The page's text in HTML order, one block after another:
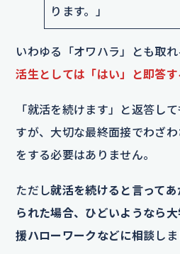
ります。」
いわゆる「オワハラ」とも取れ
活生としては「はい」と即答
「就活を続けます」と返答し
すが、大切な最終面接でわざ
をする必要はありません。
ただし就活を続けると言って
られた場合、ひどいようなら
援ハローワークなどに相談 しま